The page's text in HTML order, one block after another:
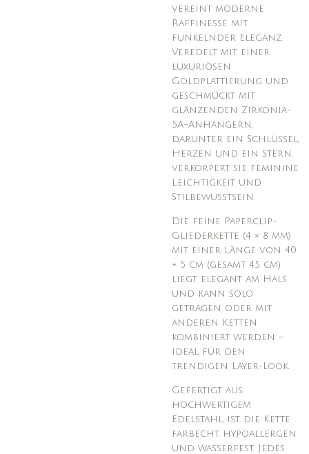
vereint moderne
Raffinesse mit
funkelnder Eleganz.
Veredelt mit einer
luxuriösen
Goldplattierung und
geschmückt mit
glänzenden Zirkonia-
5A-Anhängern,
darunter ein Schlüssel,
Herzen und ein Stern,
verkörpert sie feminine
Leichtigkeit und
Stilbewusstsein.
Die feine Paperclip-
Gliederkette (4 × 8 mm)
mit einer Länge von 40
+ 5 cm (gesamt 45 cm)
liegt elegant am Hals
und kann solo
getragen oder mit
anderen Ketten
kombiniert werden –
ideal für den
trendigen Layer-Look.
Gefertigt aus
hochwertigem
Edelstahl, ist die Kette
farbecht, hypoallergen
und wasserfest. Jedes